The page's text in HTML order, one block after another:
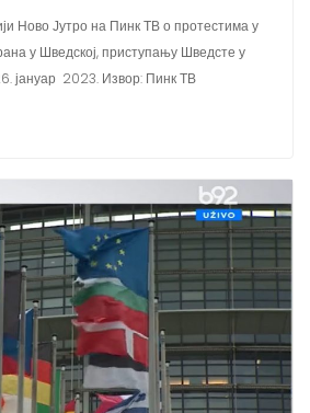
Ново Јутро на Пинк ТВ о протестима у
у Шведској, приступању Шведсте у
јануар 2023. ​Извор: Пинк ТВ